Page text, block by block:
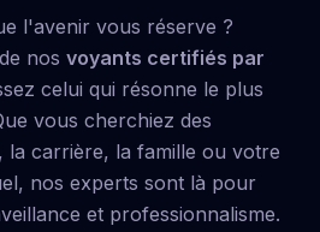
l'avenir vous réserve ?
nos voyants certifiés par
celui qui résonne le plus
vous cherchiez des
la carrière, la famille ou votre
nos experts sont là pour
et professionnalisme.